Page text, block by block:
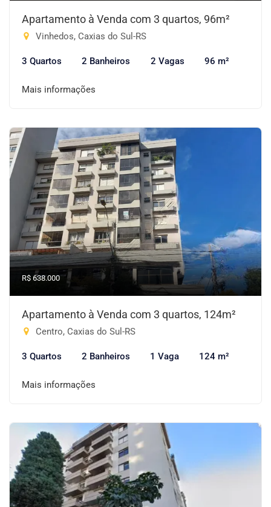
Apartamento à Venda com 3 quartos, 96m²
Vinhedos, Caxias do Sul-RS
3 Quartos 2 Banheiros 2 Vagas 96 m²
Mais informações
R$ 638.000
Apartamento à Venda com 3 quartos, 124m²
Centro, Caxias do Sul-RS
3 Quartos 2 Banheiros 1 Vaga 124 m²
Mais informações